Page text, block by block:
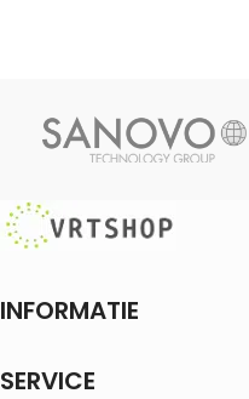
INFORMATIE
SERVICE